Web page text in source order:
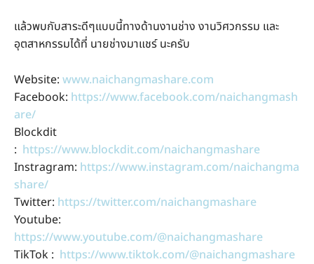
แล้วพบกับสาระดีๆแบบนี้ทางด้านงานช่าง งานวิศวกรรม และ
อุตสาหกรรมได้ที่ นายช่างมาแชร์ นะครับ
Website: www.naichangmashare.com
Facebook: https://www.facebook.com/naichangmash
are/
Blockdit
: https://www.blockdit.com/naichangmashare
Instragram: https://www.instagram.com/naichangma
share/
Twitter: https://twitter.com/naichangmashare
Youtube:
https://www.youtube.com/@naichangmashare
TikTok : https://www.tiktok.com/@naichangmashare